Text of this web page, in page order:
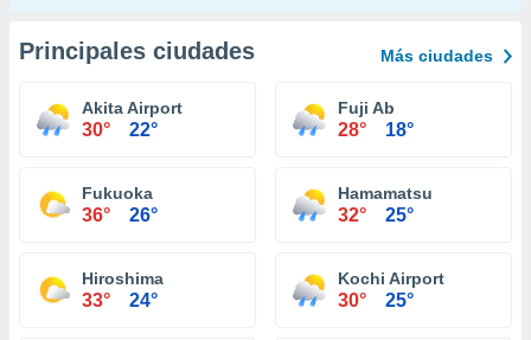
Principales ciudades Más ciudades
Akita Airport
30° 22°
Fuji Ab
28° 18°
Fukuoka
36° 26°
Hamamatsu
32° 25°
Hiroshima
33° 24°
Kochi Airport
30° 25°